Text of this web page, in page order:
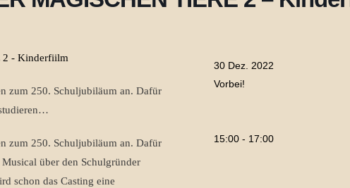
zum 250. Schuljubiläum an. Dafür
zum 250. Schuljubiläum an. Dafür
über den Schulgründer
schon das Casting eine
30 Dez. 2022
Vorbei!
15:00 - 17:00